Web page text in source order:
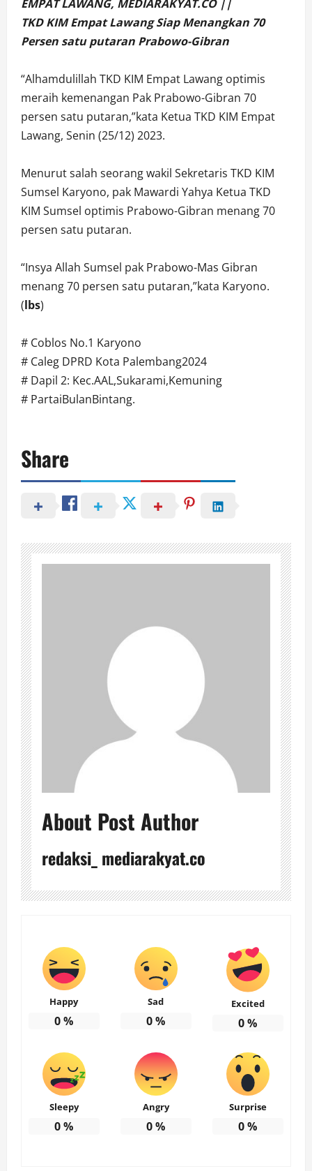
EMPAT LAWANG, MEDIARAKYAT.CO ||
TKD KIM Empat Lawang Siap Menangkan 70
Persen satu putaran Prabowo-Gibran
“Alhamdulillah TKD KIM Empat Lawang optimis
meraih kemenangan Pak Prabowo-Gibran 70
persen satu putaran,”kata Ketua TKD KIM Empat
Lawang, Senin (25/12) 2023.
Menurut salah seorang wakil Sekretaris TKD KIM
Sumsel Karyono, pak Mawardi Yahya Ketua TKD
KIM Sumsel optimis Prabowo-Gibran menang 70
persen satu putaran.
“Insya Allah Sumsel pak Prabowo-Mas Gibran
menang 70 persen satu putaran,”kata Karyono.
(lbs)
# Coblos No.1 Karyono
# Caleg DPRD Kota Palembang2024
# Dapil 2: Kec.AAL,Sukarami,Kemuning
# PartaiBulanBintang.
Share
About Post Author
redaksi_ mediarakyat.co
Happy
0%
Sad
0%
Excited
0%
Sleepy
0%
Angry
0%
Surprise
0%